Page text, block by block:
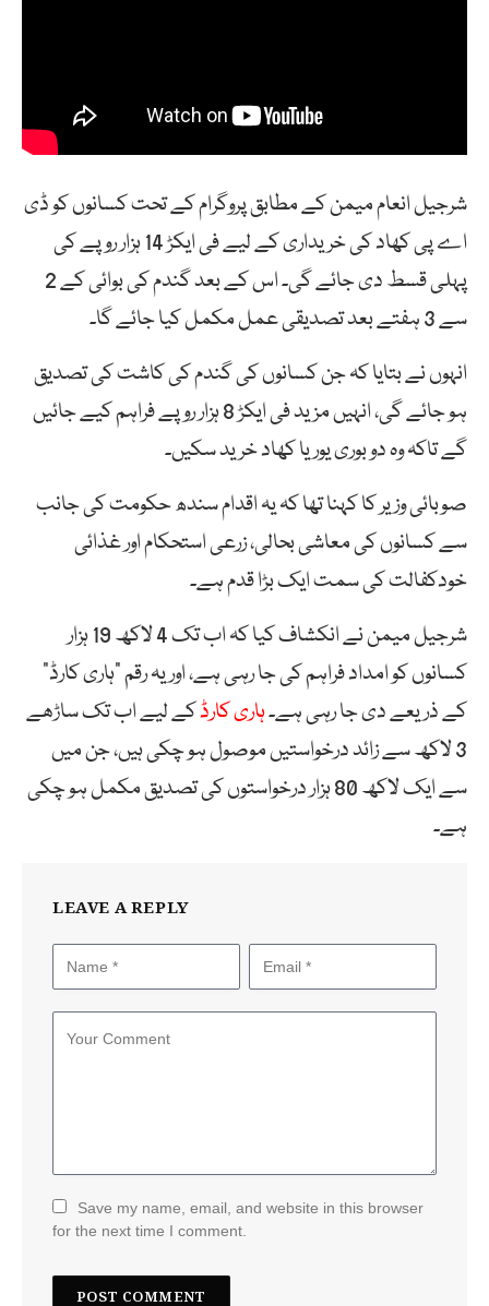
شرجیل انعام میمن کے مطابق پروگرام کے تحت کسانوں کو ڈی
اے پی کھاد کی خریداری کے لیے فی ایکڑ 14 ہزار روپے کی
پہلی قسط دی جائے گی۔ اس کے بعد گندم کی بوائی کے 2
سے 3 ہفتے بعد تصدیقی عمل مکمل کیا جائے گا۔
انہوں نے بتایا کہ جن کسانوں کی گندم کی کاشت کی تصدیق
ہو جائے گی، انہیں مزید فی ایکڑ 8 ہزار روپے فراہم کیے جائیں
گے تاکہ وہ دو بوری یوریا کھاد خرید سکیں۔
صوبائی وزیر کا کہنا تھا کہ یہ اقدام سندھ حکومت کی جانب
سے کسانوں کی معاشی بحالی، زرعی استحکام اور غذائی
خودکفالت کی سمت ایک بڑا قدم ہے۔
شرجیل میمن نے انکشاف کیا کہ اب تک 4 لاکھ 19 ہزار
کسانوں کو امداد فراہم کی جا رہی ہے، اور یہ رقم “ہاری کارڈ”
کے ذریعے دی جا رہی ہے۔ہاری کارڈکے لیے اب تک ساڑھے
3 لاکھ سے زائد درخواستیں موصول ہو چکی ہیں، جن میں
سے ایک لاکھ 80 ہزار درخواستوں کی تصدیق مکمل ہو چکی
ہے۔
LEAVE A REPLY
Save my name, email, and website in this browser
for the next time I comment.